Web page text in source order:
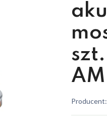
Producent: